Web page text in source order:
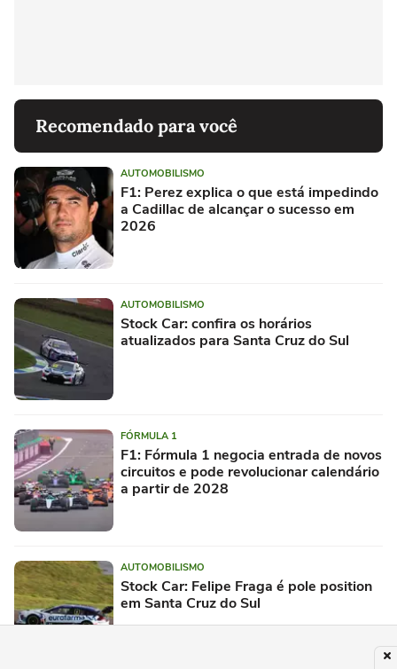
Recomendado para você
AUTOMOBILISMO
F1: Perez explica o que está impedindo
a Cadillac de alcançar o sucesso em
2026
AUTOMOBILISMO
Stock Car: confira os horários
atualizados para Santa Cruz do Sul
FÓRMULA 1
F1: Fórmula 1 negocia entrada de novos
circuitos e pode revolucionar calendário
a partir de 2028
AUTOMOBILISMO
Stock Car: Felipe Fraga é pole position
em Santa Cruz do Sul